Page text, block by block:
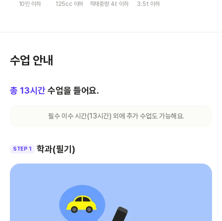
10인 이하 125cc 이하 적재중량 4t 이하 3.5t 이하
수업 안내
총 13시간 수업을 들어요.
필수 이수 시간(13시간) 외에 추가 수업도 가능해요.
STEP 1 학과(필기)